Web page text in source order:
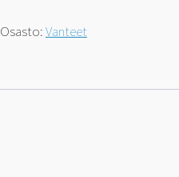
Osasto:Vanteet